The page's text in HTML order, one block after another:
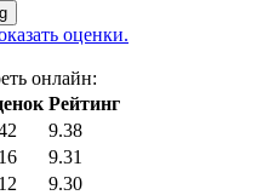
оценки.
онлайн:
Рейтинг
9.38
9.31
9.30